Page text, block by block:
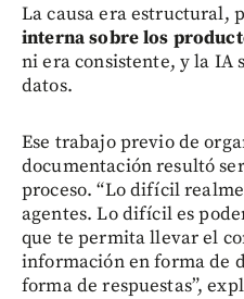
La causa era estructural,
interna sobre los
ni era consistente, y la IA
datos.
Ese trabajo previo de
documentación resultó
proceso. “Lo difícil
agentes. Lo difícil es
que te permita llevar el
información en forma de
forma de respuestas”,